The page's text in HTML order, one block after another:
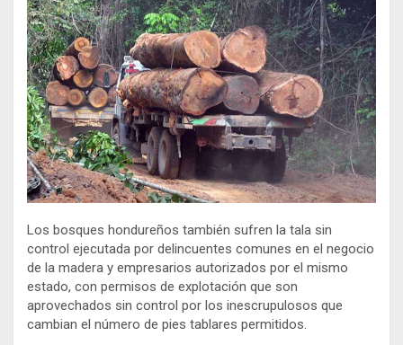
Los bosques hondureños también sufren la tala sin
control ejecutada por delincuentes comunes en el negocio
de la madera y empresarios autorizados por el mismo
estado, con permisos de explotación que son
aprovechados sin control por los inescrupulosos que
cambian el número de pies tablares permitidos.